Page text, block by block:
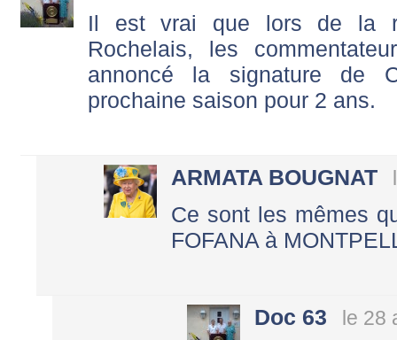
Il est vrai que lors de la
Rochelais, les
annoncé la signature de
prochaine saison pour 2 ans.
ARMATA BOUGNAT
Ce sont les mêmes
FOFANA à
Doc 63 le 28